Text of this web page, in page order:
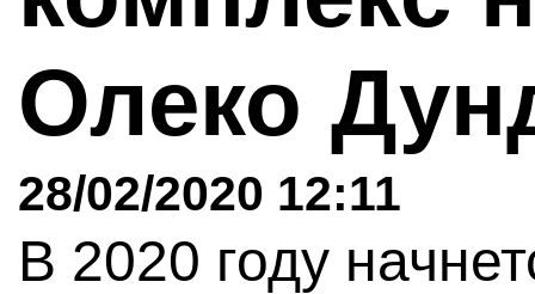
Олеко
28/02/2020 12:11
В 2020 году